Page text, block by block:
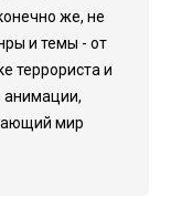
же, не
и темы - от
террориста и
анимации,
мир